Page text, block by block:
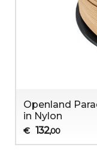
Openland
in Nylon
€ 132,00